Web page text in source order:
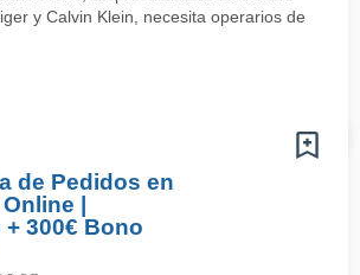
y Calvin Klein, necesita operarios de
de Pedidos en
|
300€ Bono